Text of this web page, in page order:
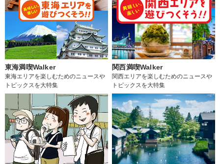
東海満喫Walker
東海エリアを楽しむためのニュースや
トピックスを大特集
関西満喫Walker
関西エリアを楽しむためのニュースや
トピックスを大特集